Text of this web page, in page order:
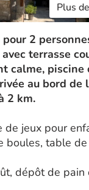
Plus
2
terrasse
calme, piscine
au bord de
2 km.
de jeux pour
boules, table
dépôt de